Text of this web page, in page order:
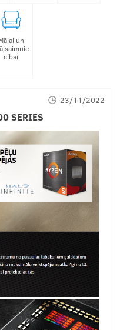
un
cībai
SERIES
23/11/2022